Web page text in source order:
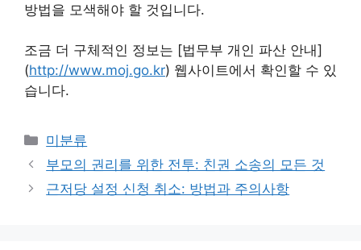
방법을 모색해야 할 것입니다.
조금 더 구체적인 정보는 [법무부 개인 파산 안내]
(http://www.moj.go.kr) 웹사이트에서 확인할 수 있
습니다.
Categories
미분류
부모의 권리를 위한 전투: 친권 소송의 모든 것
근저당 설정 신청 취소: 방법과 주의사항